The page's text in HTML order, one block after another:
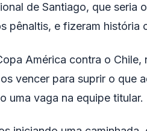
de Santiago, que seria
pênaltis, e fizeram história
América contra o
vencer para suprir o que
uma vaga na equipe titular.